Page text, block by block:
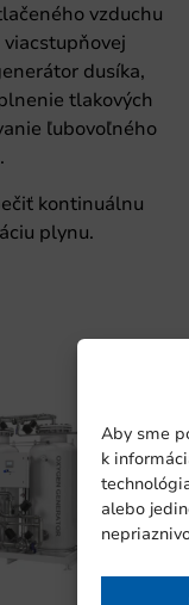
Aby sme
k
alebo
vzduchu
dusíka,
tlakových
ľubovoľného
kontinuálnu
plynu.